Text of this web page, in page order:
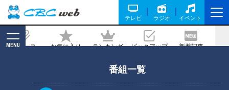
テレビ ラジオ イベント
ニュース お気に入り ランキング ピックアップ 新着記事
MENU
番組一覧